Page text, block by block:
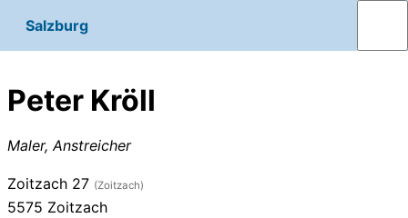
Salzburg
Peter Kröll
Maler, Anstreicher
Zoitzach 27 (Zoitzach)
5575 Zoitzach